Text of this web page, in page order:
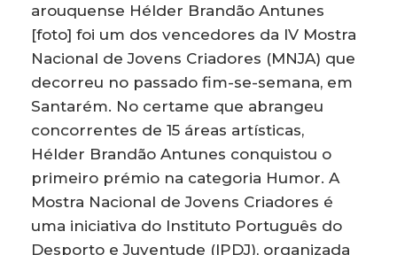
arouquense Hélder Brandão Antunes
[foto] foi um dos vencedores da IV Mostra
Nacional de Jovens Criadores (MNJA) que
decorreu no passado fim-se-semana, em
Santarém. No certame que abrangeu
concorrentes de 15 áreas artísticas,
Hélder Brandão Antunes conquistou o
primeiro prémio na categoria Humor. A
Mostra Nacional de Jovens Criadores é
uma iniciativa do Instituto Português do
Desporto e Juventude (IPDJ), organizada